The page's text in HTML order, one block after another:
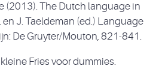
(2013). The Dutch language in
en J. Taeldeman (ed.) Language
De Gruyter/Mouton, 821-841.
Fries voor dummies.